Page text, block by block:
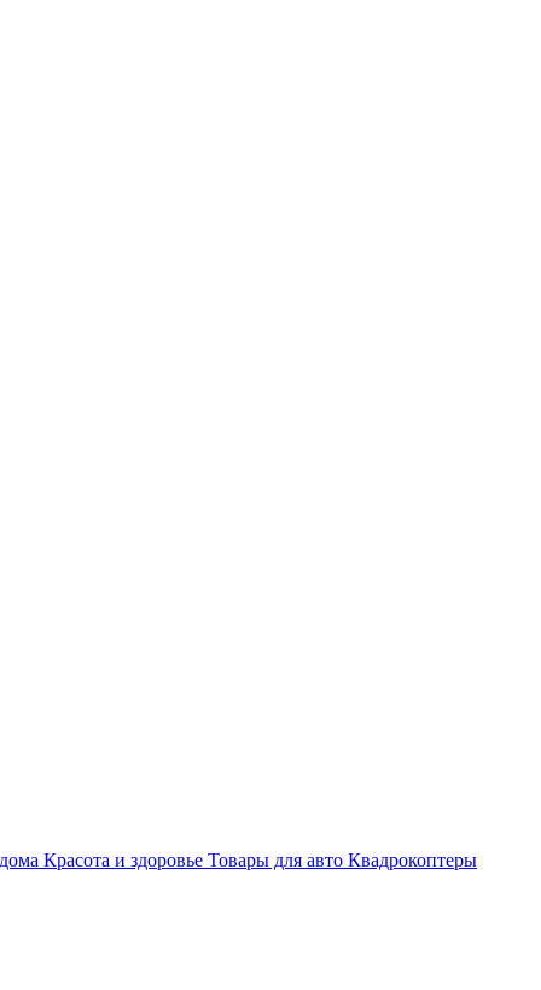
Красота и здоровье Товары для авто Квадрокоптеры